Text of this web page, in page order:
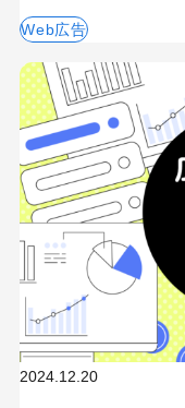
Web広告
2024.12.20